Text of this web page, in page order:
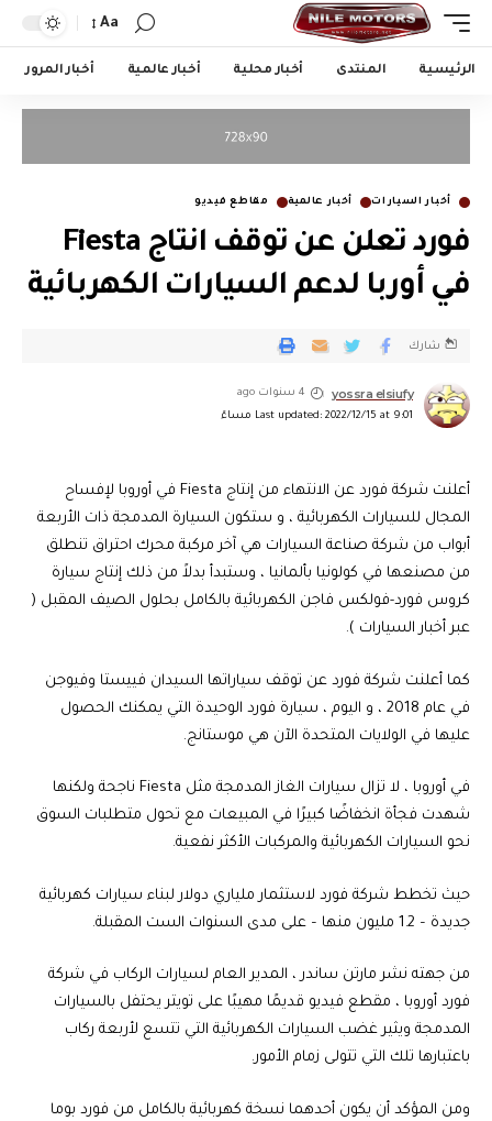
Aa
الرئيسية المنتدى أخبار محلية أخبار عالمية أخبار المرور
أخبار السيارات أخبار عالمية مقاطع فيديو
فورد تعلن عن توقف انتاج Fiesta
في أوربا لدعم السيارات الكهربائية
Last updated: 2022/12/15 at 9:01 مساءً
yossra elsiufy 4 سنوات ago
شارك
أعلنت شركة فورد عن الانتهاء من إنتاج Fiesta في أوروبا لإفساح
المجال للسيارات الكهربائية ، و ستكون السيارة المدمجة ذات الأربعة
أبواب من شركة صناعة السيارات هي آخر مركبة محرك احتراق تنطلق
من مصنعها في كولونيا بألمانيا ، وستبدأ بدلاً من ذلك إنتاج سيارة
كروس فورد-فولكس فاجن الكهربائية بالكامل بحلول الصيف المقبل (
عبر أخبار السيارات ).
كما أعلنت شركة فورد عن توقف سياراتها السيدان فييستا وفيوجن
في عام 2018 ، و اليوم ، سيارة فورد الوحيدة التي يمكنك الحصول
عليها في الولايات المتحدة الآن هي موستانج.
في أوروبا ، لا تزال سيارات الغاز المدمجة مثل Fiesta ناجحة ولكنها
شهدت فجأة انخفاضًا كبيرًا في المبيعات مع تحول متطلبات السوق
نحو السيارات الكهربائية والمركبات الأكثر نفعية.
حيث تخطط شركة فورد لاستثمار ملياري دولار لبناء سيارات كهربائية
جديدة – 1.2 مليون منها – على مدى السنوات الست المقبلة.
من جهته نشر مارتن ساندر ، المدير العام لسيارات الركاب في شركة
فورد أوروبا ، مقطع فيديو قديمًا مهيبًا على تويتر يحتفل بالسيارات
المدمجة ويثير غضب السيارات الكهربائية التي تتسع لأربعة ركاب
باعتبارها تلك التي تتولى زمام الأمور.
ومن المؤكد أن يكون أحدهما نسخة كهربائية بالكامل من فورد بوما